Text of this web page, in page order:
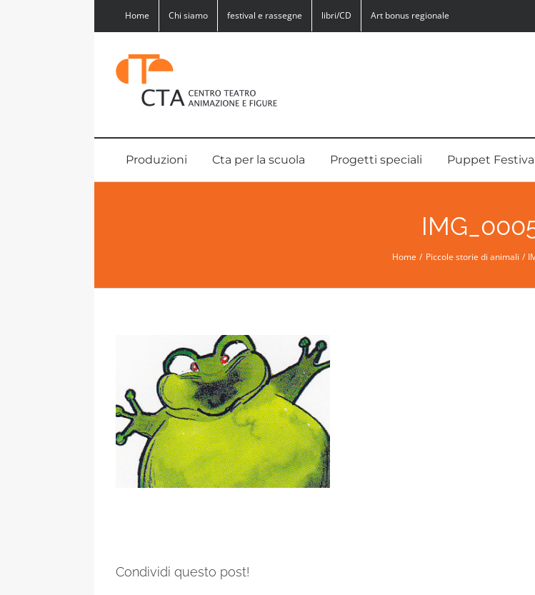
Home Chi siamo festival e rassegne libri/CD Art bonus regionale
Produzioni Cta per la scuola Progetti speciali Puppet
Home Piccole storie di animali
Condividi questo post!